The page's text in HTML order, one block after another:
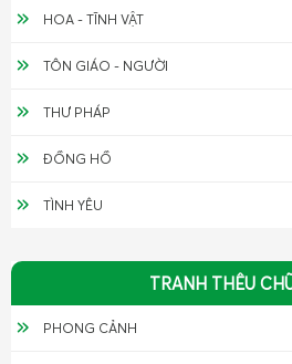
HOA - TĨNH VẬT
TÔN GIÁO - NGƯỜI
THƯ PHÁP
ĐỒNG HỒ
TÌNH YÊU
TRANH THÊU
PHONG CẢNH